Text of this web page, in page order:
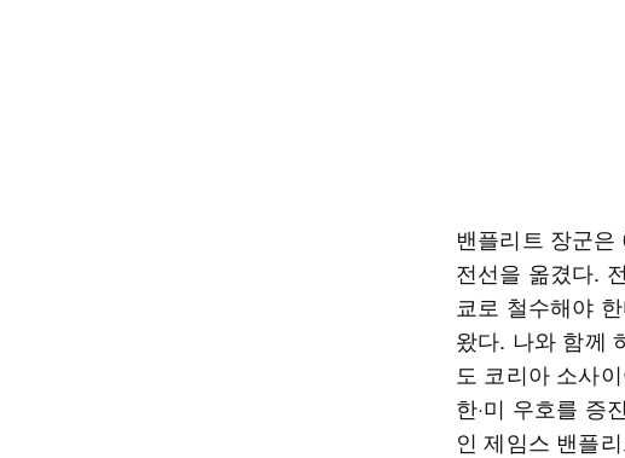
밴플리트 장군은
전선을 옮겼다.
쿄로 철수해야
왔다. 나와 함께
도 코리아 소사
한·미 우호를 증
인 제임스 밴플